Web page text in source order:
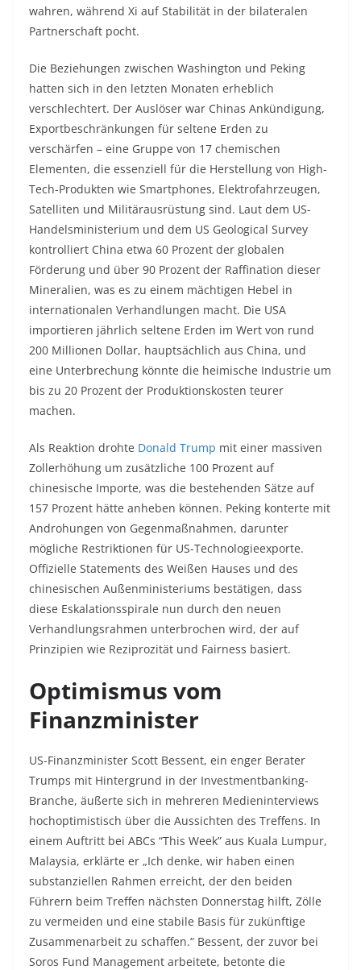
wahren, während Xi auf Stabilität in der bilateralen
Partnerschaft pocht.
Die Beziehungen zwischen Washington und Peking
hatten sich in den letzten Monaten erheblich
verschlechtert. Der Auslöser war Chinas Ankündigung,
Exportbeschränkungen für seltene Erden zu
verschärfen – eine Gruppe von 17 chemischen
Elementen, die essenziell für die Herstellung von High-
Tech-Produkten wie Smartphones, Elektrofahrzeugen,
Satelliten und Militärausrüstung sind. Laut dem US-
Handelsministerium und dem US Geological Survey
kontrolliert China etwa 60 Prozent der globalen
Förderung und über 90 Prozent der Raffination dieser
Mineralien, was es zu einem mächtigen Hebel in
internationalen Verhandlungen macht. Die USA
importieren jährlich seltene Erden im Wert von rund
200 Millionen Dollar, hauptsächlich aus China, und
eine Unterbrechung könnte die heimische Industrie um
bis zu 20 Prozent der Produktionskosten teurer
machen.
Als Reaktion drohte Donald Trump mit einer massiven
Zollerhöhung um zusätzliche 100 Prozent auf
chinesische Importe, was die bestehenden Sätze auf
157 Prozent hätte anheben können. Peking konterte mit
Androhungen von Gegenmaßnahmen, darunter
mögliche Restriktionen für US-Technologieexporte.
Offizielle Statements des Weißen Hauses und des
chinesischen Außenministeriums bestätigen, dass
diese Eskalationsspirale nun durch den neuen
Verhandlungsrahmen unterbrochen wird, der auf
Prinzipien wie Reziprozität und Fairness basiert.
Optimismus vom
Finanzminister
US-Finanzminister Scott Bessent, ein enger Berater
Trumps mit Hintergrund in der Investmentbanking-
Branche, äußerte sich in mehreren Medieninterviews
hochoptimistisch über die Aussichten des Treffens. In
einem Auftritt bei ABCs “This Week” aus Kuala Lumpur,
Malaysia, erklärte er „Ich denke, wir haben einen
substanziellen Rahmen erreicht, der den beiden
Führern beim Treffen nächsten Donnerstag hilft, Zölle
zu vermeiden und eine stabile Basis für zukünftige
Zusammenarbeit zu schaffen.“ Bessent, der zuvor bei
Soros Fund Management arbeitete, betonte die